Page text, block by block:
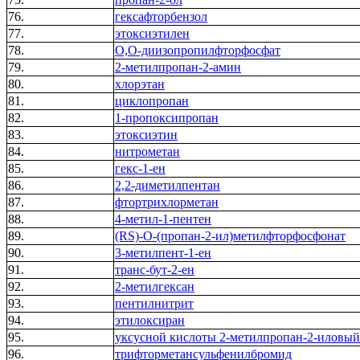
76.
гексафторбензол
77.
этоксиэтилен
78.
O,O-диизопропилфторфосфат
79.
2-метилпропан-2-амин
80.
хлорэтан
81.
циклопропан
82.
1-пропоксипропан
83.
этоксиэтин
84.
нитрометан
85.
гекс-1-ен
86.
2,2-диметилпентан
87.
фтортрихлорметан
88.
4-метил-1-пентен
89.
(RS)-O-(пропан-2-ил)метилфторфосфонат
90.
3-метилпент-1-ен
91.
транс-бут-2-ен
92.
2-метилгексан
93.
пентилнитрит
94.
этилоксиран
95.
уксусной кислоты 2-метилпропан-2-
96.
трифторметансульфенилбромид